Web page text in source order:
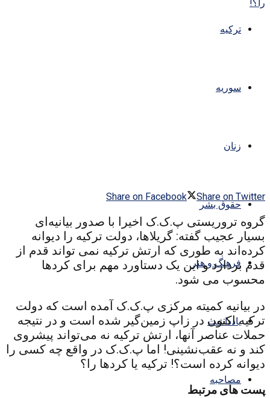
ترکیه
سوریه
زنان
حقوق بشر
فرهنگ و هنر
یادداشت
مصاحبه
Share on Facebook Share on Twitter
گروه تروریستی پ.ک.ک اخیرا با صدور بیانیه‌ای
بسیار عجیب گفته: گریلاها، دولت ترکیه را دیوانه
کرده‌اند به طوری که ارتش ترکیه نمی تواند قدم از
قدم بردارد و این یک دستاورد مهم برای کردها
محسوب می شود.
در بیانیه کمیته مرکزی پ.ک.ک آمده است که دولت
ترکیه اکنون در زاپ زمین‌گیر شده است و در نتیجه
حملات عناصر آنها، ارتش ترکیه نه می‌تواند پیشروی
کند و نه عقب‌نشینی! اما پ.ک.ک در واقع چه کسی را
دیوانه کرده است؟! ترکیه یا کردها را؟
پست های مرتبط